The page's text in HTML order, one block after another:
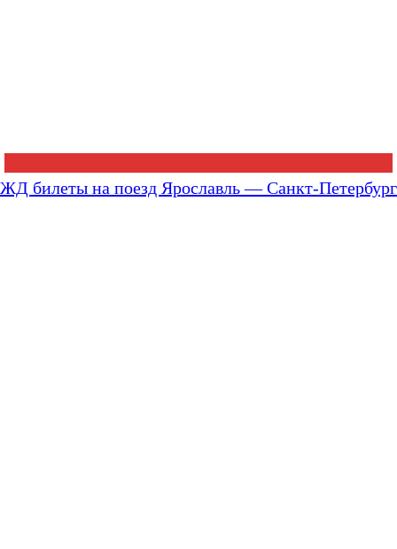
ЖД билеты на поезд Ярославль — Санкт-Петербург